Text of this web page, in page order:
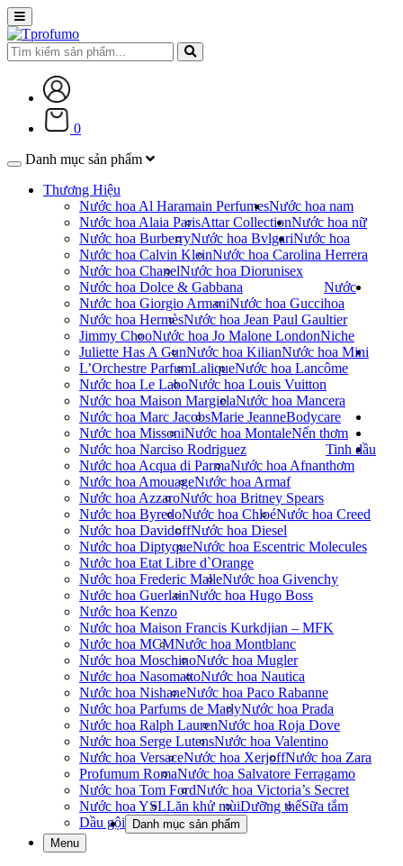
0
Danh mục sản phẩm
Thương Hiệu
Nước hoa Al Haramain Perfumes
Nước hoa Alaia ParisAttar Collection
Nước hoa BurberryNước hoa Bvlgari
Nước hoa Calvin KleinNước hoa Carolina Herrera
Nước hoa ChanelNước hoa Dior
Nước hoa Dolce & Gabbana
Nước hoa Giorgio ArmaniNước hoa Gucci
Nước hoa HermèsNước hoa Jean Paul Gaultier
Jimmy ChooNước hoa Jo Malone London
Juliette Has A GunNước hoa Kilian
L’Orchestre ParfumLaliqueNước hoa Lancôme
Nước hoa Le LaboNước hoa Louis Vuitton
Nước hoa Maison MargielaNước hoa Mancera
Nước hoa Marc JacobsMarie Jeanne
Nước hoa MissoniNước hoa Montale
Nước hoa Narciso Rodriguez
Nước hoa Acqua di ParmaNước hoa Afnan
Nước hoa AmouageNước hoa Armaf
Nước hoa AzzaroNước hoa Britney Spears
Nước hoa ByredoNước hoa ChloéNước hoa Creed
Nước hoa DavidoffNước hoa Diesel
Nước hoa DiptyqueNước hoa Escentric Molecules
Nước hoa Etat Libre d`Orange
Nước hoa Frederic MalleNước hoa Givenchy
Nước hoa GuerlainNước hoa Hugo Boss
Nước hoa Kenzo
Nước hoa Maison Francis Kurkdjian – MFK
Nước hoa MCMNước hoa Montblanc
Nước hoa MoschinoNước hoa Mugler
Nước hoa NasomattoNước hoa Nautica
Nước hoa NishaneNước hoa Paco Rabanne
Nước hoa Parfums de MarlyNước hoa Prada
Nước hoa Ralph LaurenNước hoa Roja Dove
Nước hoa Serge LutensNước hoa Valentino
Nước hoa VersaceNước hoa XerjoffNước hoa Zara
Profumum RomaNước hoa Salvatore Ferragamo
Nước hoa Tom FordNước hoa Victoria’s Secret
Nước hoa YSL
Nước hoa nam
Nước hoa nữ
Nước hoa
unisex
Nước
hoa
Niche
Nước hoa Mini
Bodycare
Lăn khử mùiDưỡng thểSữa tắm
Dầu gội
Nến thơm
Tinh dầu
thơm
Danh mục sản phẩm
Menu